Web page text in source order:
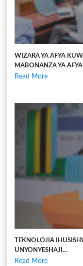
WIZARA YA AFYA
MABONANZA YA
Read More
TEKNOLOJIA
UNYONYESHAJI...
Read More